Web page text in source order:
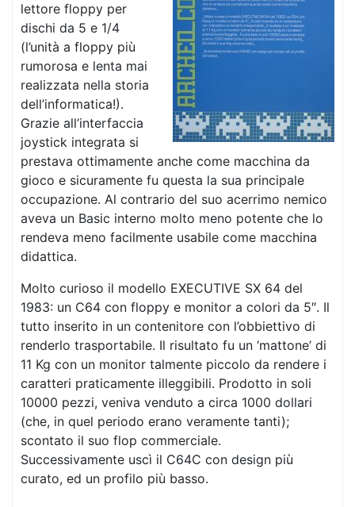
lettore floppy per
dischi da 5 e 1/4
(l’unità a floppy più
rumorosa e lenta mai
realizzata nella storia
dell’informatica!).
Grazie all’interfaccia
joystick integrata si
prestava ottimamente anche come macchina da
gioco e sicuramente fu questa la sua principale
occupazione. Al contrario del suo acerrimo nemico
aveva un Basic interno molto meno potente che lo
rendeva meno facilmente usabile come macchina
didattica.
Molto curioso il modello EXECUTIVE SX 64 del
1983: un C64 con floppy e monitor a colori da 5″. Il
tutto inserito in un contenitore con l’obbiettivo di
renderlo trasportabile. Il risultato fu un ‘mattone’ di
11 Kg con un monitor talmente piccolo da rendere i
caratteri praticamente illeggibili. Prodotto in soli
10000 pezzi, veniva venduto a circa 1000 dollari
(che, in quel periodo erano veramente tanti);
scontato il suo flop commerciale.
Successivamente uscì il C64C con design più
curato, ed un profilo più basso.